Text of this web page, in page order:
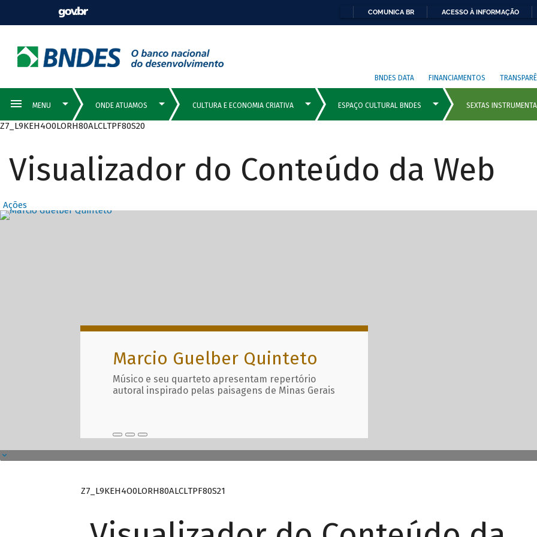
COMUNICA BR ACESSO À INFORMAÇÃO
BNDES DATA FINANCIAMENTOS
Z7_L9KEH4O0LORH80ALCLTPF80S20
Visualizador do Conteúdo da Web
Ações
Destaques Principais com
Marcio Guelber Quinteto
Músico e seu quarteto apresentam repertório
autoral inspirado pelas paisagens de Minas Gerais
Z7_L9KEH4O0LORH80ALCLTPF80S21